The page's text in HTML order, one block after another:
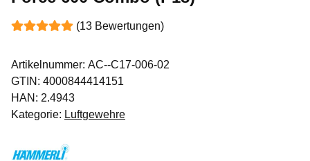
(13 Bewertungen)
Artikelnummer: AC--C17-006-02
GTIN: 4000844414151
HAN: 2.4943
Kategorie: Luftgewehre